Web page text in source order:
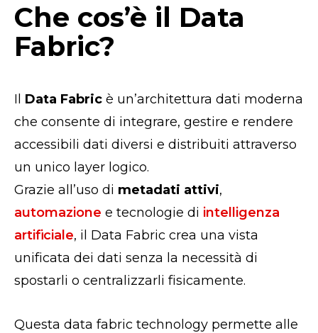
Che cos’è il Data
Fabric?
Il Data Fabric è un’architettura dati moderna
che consente di integrare, gestire e rendere
accessibili dati diversi e distribuiti attraverso
un unico layer logico.
Grazie all’uso di metadati attivi,
automazione e tecnologie di intelligenza
artificiale, il Data Fabric crea una vista
unificata dei dati senza la necessità di
spostarli o centralizzarli fisicamente.
Questa data fabric technology permette alle